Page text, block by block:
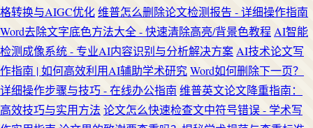
格转换与AIGC优化维普怎么删除论文检测报告 - 详细操作指南
Word去除文字底色方法大全 - 快速清除高亮/背景色教程 AI智能
检测成像系统 - 专业AI内容识别与分析解决方案 AI技术论文写
作指南 | 如何高效利用AI辅助学术研究Word如何删除下一页？
详细操作步骤与技巧 - 在线办公指南 维普英文论文降重指南：
高效技巧与实用方法 论文怎么快速检查文中符号错误 - 学术写